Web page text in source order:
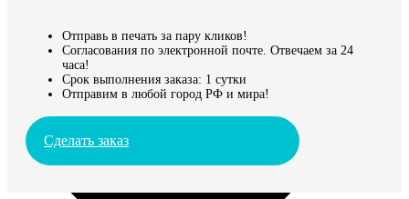
Отправь в печать за пару кликов!
Согласования по электронной почте. Отвечаем за 24
часа!
Срок выполнения заказа: 1 сутки
Отправим в любой город РФ и мира!
Сделать заказ